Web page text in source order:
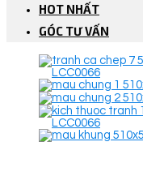
HOT NHẤT
GÓC TƯ VẤN